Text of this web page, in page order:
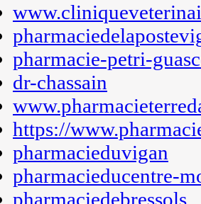
pharmacie-petri-
dr-chassain
https://
pharmacieduvigan
pharmacieducentre-
pharmaciedebressols